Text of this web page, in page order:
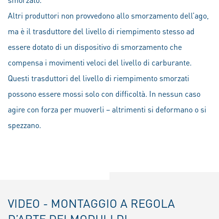
Altri produttori non provvedono allo smorzamento dell’ago,
ma è il trasduttore del livello di riempimento stesso ad
essere dotato di un dispositivo di smorzamento che
compensa i movimenti veloci del livello di carburante.
Questi trasduttori del livello di riempimento smorzati
possono essere mossi solo con difficoltà. In nessun caso
agire con forza per muoverli – altrimenti si deformano o si
spezzano.
VIDEO - MONTAGGIO A REGOLA